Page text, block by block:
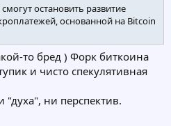
остановить развитие
основанной на Bitcoin
то бред ) Форк биткоина
и чисто спекулятивная
"духа", ни перспектив.